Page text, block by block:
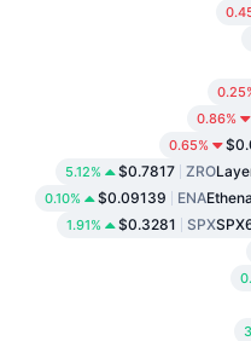
0.86%
0.65%
ZRO
$0.7817
5.12%
Ethena
ENA
$0.09139
0.10%
SPX
$0.3281
1.91%